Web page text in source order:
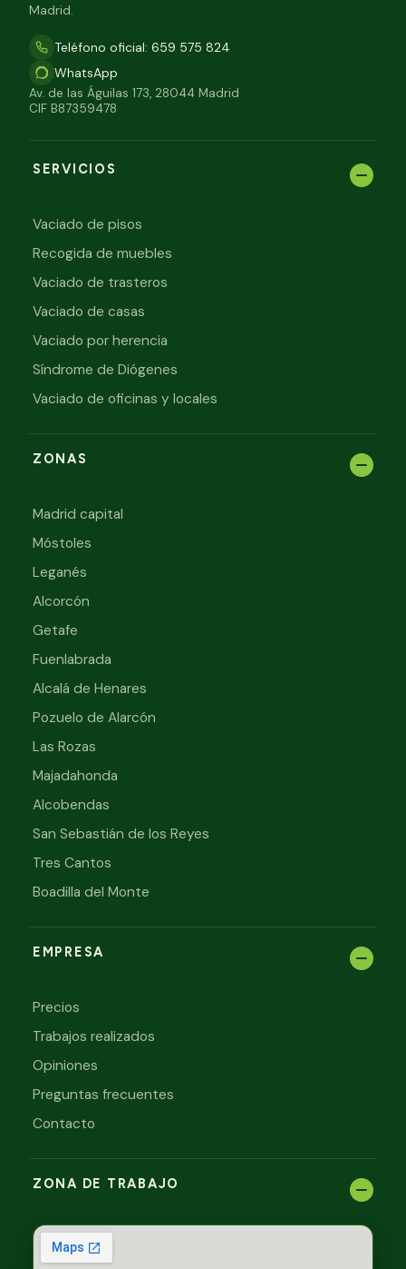
Madrid.
Teléfono oficial: 659 575 824
WhatsApp
Av. de las Águilas 173, 28044 Madrid
CIF B87359478
SERVICIOS
Vaciado de pisos
Recogida de muebles
Vaciado de trasteros
Vaciado de casas
Vaciado por herencia
Síndrome de Diógenes
Vaciado de oficinas y locales
ZONAS
Madrid capital
Móstoles
Leganés
Alcorcón
Getafe
Fuenlabrada
Alcalá de Henares
Pozuelo de Alarcón
Las Rozas
Majadahonda
Alcobendas
San Sebastián de los Reyes
Tres Cantos
Boadilla del Monte
EMPRESA
Precios
Trabajos realizados
Opiniones
Preguntas frecuentes
Contacto
ZONA DE TRABAJO